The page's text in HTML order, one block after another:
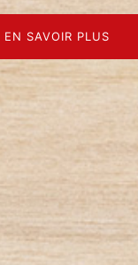
EN SAVOIR PLUS